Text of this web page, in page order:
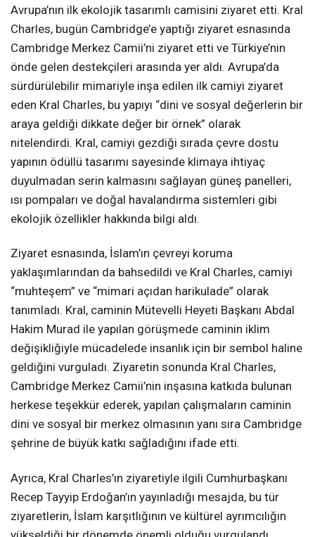
Avrupa’nın ilk ekolojik tasarımlı camisini ziyaret etti. Kral
Charles, bugün Cambridge’e yaptığı ziyaret esnasında
Cambridge Merkez Camii’ni ziyaret etti ve Türkiye’nin
önde gelen destekçileri arasında yer aldı. Avrupa’da
sürdürülebilir mimariyle inşa edilen ilk camiyi ziyaret
eden Kral Charles, bu yapıyı “dini ve sosyal değerlerin bir
araya geldiği dikkate değer bir örnek” olarak
nitelendirdi. Kral, camiyi gezdiği sırada çevre dostu
yapının ödüllü tasarımı sayesinde klimaya ihtiyaç
duyulmadan serin kalmasını sağlayan güneş panelleri,
ısı pompaları ve doğal havalandırma sistemleri gibi
ekolojik özellikler hakkında bilgi aldı.
Ziyaret esnasında, İslam’ın çevreyi koruma
yaklaşımlarından da bahsedildi ve Kral Charles, camiyi
“muhteşem” ve “mimari açıdan harikulade” olarak
tanımladı. Kral, caminin Mütevelli Heyeti Başkanı Abdal
Hakim Murad ile yapılan görüşmede caminin iklim
değişikliğiyle mücadelede insanlık için bir sembol haline
geldiğini vurguladı. Ziyaretin sonunda Kral Charles,
Cambridge Merkez Camii’nin inşasına katkıda bulunan
herkese teşekkür ederek, yapılan çalışmaların caminin
dini ve sosyal bir merkez olmasının yanı sıra Cambridge
şehrine de büyük katkı sağladığını ifade etti.
Ayrıca, Kral Charles’ın ziyaretiyle ilgili Cumhurbaşkanı
Recep Tayyip Erdoğan’ın yayınladığı mesajda, bu tür
ziyaretlerin, İslam karşıtlığının ve kültürel ayrımcılığın